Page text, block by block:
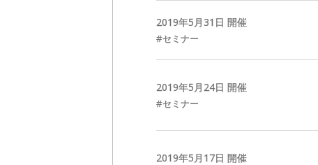
2019年5 月31 日 開催
セミナー
2019年5月24日 開催
セミナー
2019年5月 17日 開催